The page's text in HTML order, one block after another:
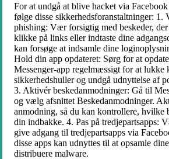
For at undgå at blive hacket via
følge disse sikkerhedsforanstaltninger:
phishing: Vær forsigtig med beskeder,
klikke på links eller indtaste dine
kan forsøge at indsamle dine
Hold din app opdateret: Sørg for at
Messenger-app regelmæssigt for at lukke
sikkerhedshuller og undgå udnyttelse af
3. Aktivér beskedanmodninger: Gå til
og vælg afsnittet Beskedanmodninger.
anmodning, så du kan kontrollere, hvilke
din indbakke. 4. Pas på tredjepartsapps:
give adgang til tredjepartsapps via
disse apps kan udnyttes til at opsamle
distribuere malware.